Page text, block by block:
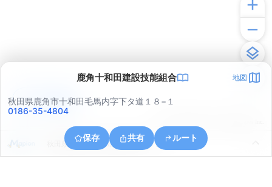
鹿角十和田建設技能組合 地図
秋田県鹿角市十和田毛馬内字下タ道１８−１
0186-35-4804
保存 共有 ルート
秋田県鹿角市十和田毛馬内字寺ノ上
アプリで見る